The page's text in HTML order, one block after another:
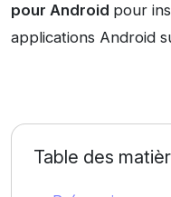
pour Android pour
applications Android
Table des